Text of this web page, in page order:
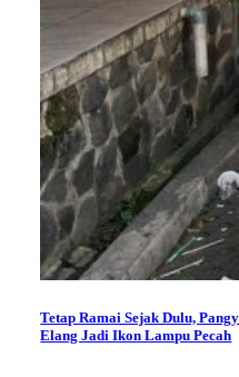
Tetap Ramai Sejak Dulu,
Elang Jadi Ikon Lampu Pecah